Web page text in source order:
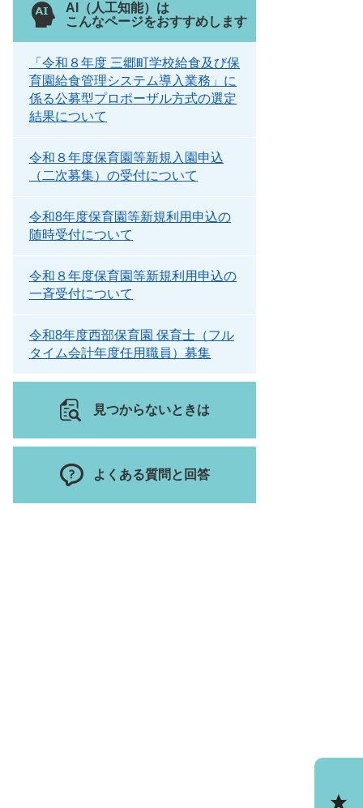
AI（人工知能）は
こんなページをおすすめします
「令和８年度 三郷町学校給食及び保
育園給食管理システム導入業務」に
係る公募型プロポーザル方式の選定
結果について
令和８年度保育園等新規入園申込
（二次募集）の受付について
令和8年度保育園等新規利用申込の
随時受付について
令和８年度保育園等新規利用申込の
一斉受付について
令和8年度西部保育園 保育士（フル
タイム会計年度任用職員）募集
見つからないときは
よくある質問と回答